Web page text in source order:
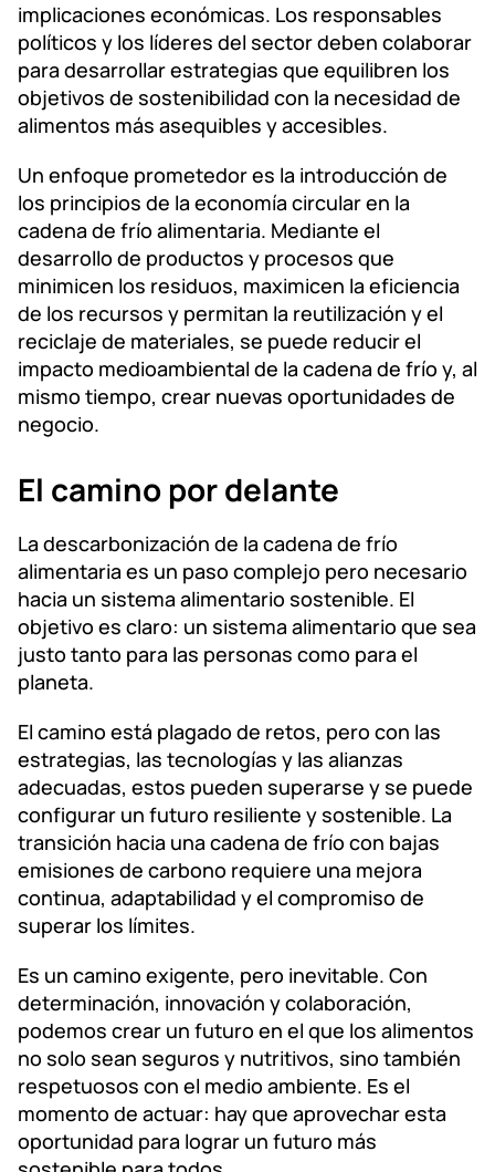
implicaciones económicas. Los responsables
políticos y los líderes del sector deben colaborar
para desarrollar estrategias que equilibren los
objetivos de sostenibilidad con la necesidad de
alimentos más asequibles y accesibles.
Un enfoque prometedor es la introducción de
los principios de la economía circular en la
cadena de frío alimentaria. Mediante el
desarrollo de productos y procesos que
minimicen los residuos, maximicen la eficiencia
de los recursos y permitan la reutilización y el
reciclaje de materiales, se puede reducir el
impacto medioambiental de la cadena de frío y, al
mismo tiempo, crear nuevas oportunidades de
negocio.
El camino por delante
La descarbonización de la cadena de frío
alimentaria es un paso complejo pero necesario
hacia un sistema alimentario sostenible. El
objetivo es claro: un sistema alimentario que sea
justo tanto para las personas como para el
planeta.
El camino está plagado de retos, pero con las
estrategias, las tecnologías y las alianzas
adecuadas, estos pueden superarse y se puede
configurar un futuro resiliente y sostenible. La
transición hacia una cadena de frío con bajas
emisiones de carbono requiere una mejora
continua, adaptabilidad y el compromiso de
superar los límites.
Es un camino exigente, pero inevitable. Con
determinación, innovación y colaboración,
podemos crear un futuro en el que los alimentos
no solo sean seguros y nutritivos, sino también
respetuosos con el medio ambiente. Es el
momento de actuar: hay que aprovechar esta
oportunidad para lograr un futuro más